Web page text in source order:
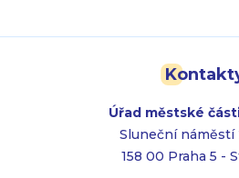
Úřad městské
Sluneční náměstí
158 00 Praha 5 -